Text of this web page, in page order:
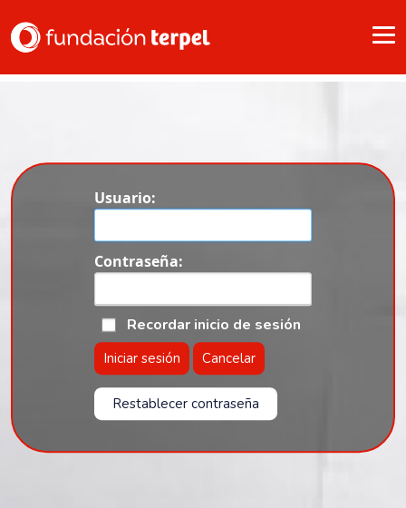
Usuario:
Contraseña:
Recordar inicio de sesión
Iniciar sesión Cancelar
Restablecer contraseña